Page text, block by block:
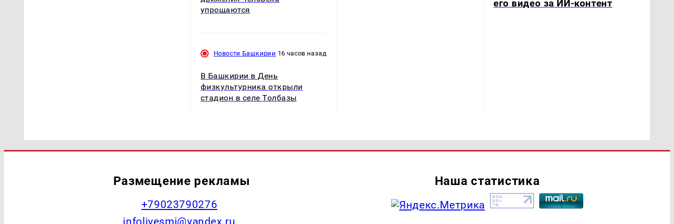
упрощаются
Новости Башкирии 16 часов назад
В Башкирии в День
физкультурника открыли
стадион в селе Толбазы
его видео за ИИ-контент
Размещение рекламы
+79023790276
infolivesmi@yandex.ru
Наша статистика